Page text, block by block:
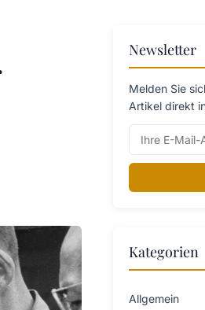
Newsletter
Melden Sie
Artikel direkt
Kategorien
Allgemein